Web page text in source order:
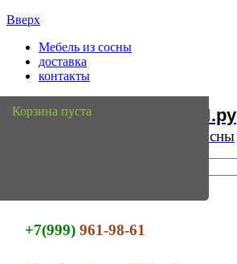
Вверх
Мебель из сосны
доставка
контакты
Мебель Сосны.ру
Интернет магазин мебели из сосны
+7(999)961-98-61
Корзина пуста